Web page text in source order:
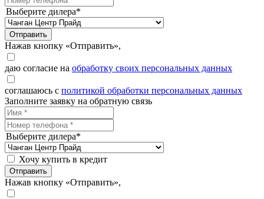
Выберите дилера*
Отправить
Нажав кнопку «Отправить»,
даю согласие на обработку своих персональных данных
соглашаюсь с политикой обработки персональных данных
Заполните заявку на обратную связь
Выберите дилера*
Хочу купить в кредит
Отправить
Нажав кнопку «Отправить»,